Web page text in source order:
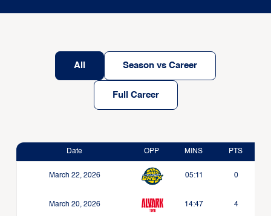
All Season vs Career
Full Career
Date OPP MINS PTS
March 22, 2026 05:11 0
March 20, 2026 14:47 4